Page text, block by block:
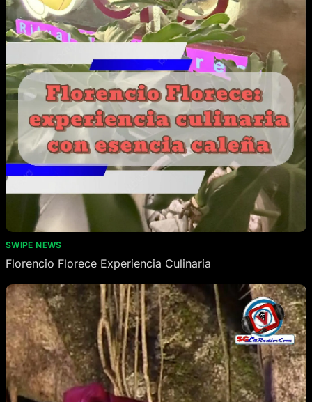
SWIPE NEWS
Florencio Florece Experiencia Culinaria